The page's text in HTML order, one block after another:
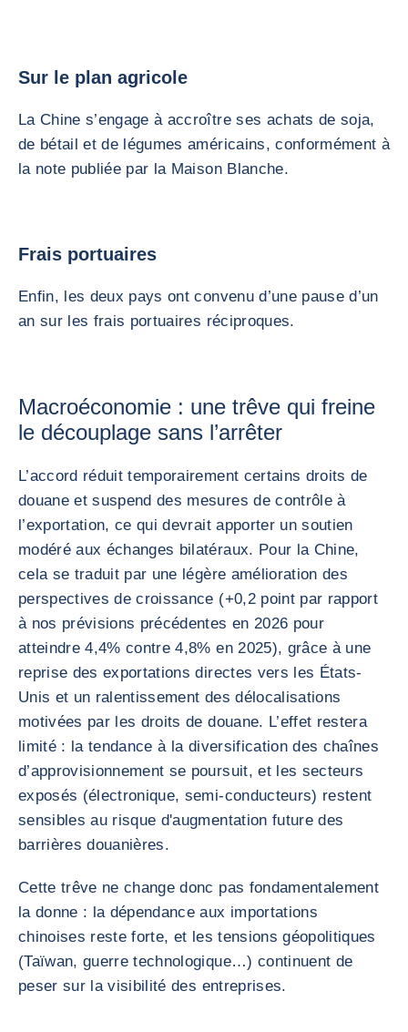
Sur le plan agricole
La Chine s’engage à accroître ses achats de soja,
de bétail et de légumes américains, conformément à
la note publiée par la Maison Blanche.
Frais portuaires
Enfin, les deux pays ont convenu d’une pause d’un
an sur les frais portuaires réciproques.
Macroéconomie : une trêve qui freine
le découplage sans l’arrêter
L’accord réduit temporairement certains droits de
douane et suspend des mesures de contrôle à
l’exportation, ce qui devrait apporter un soutien
modéré aux échanges bilatéraux. Pour la Chine,
cela se traduit par une légère amélioration des
perspectives de croissance (+0,2 point par rapport
à nos prévisions précédentes en 2026 pour
atteindre 4,4% contre 4,8% en 2025), grâce à une
reprise des exportations directes vers les États-
Unis et un ralentissement des délocalisations
motivées par les droits de douane. L’effet restera
limité : la tendance à la diversification des chaînes
d’approvisionnement se poursuit, et les secteurs
exposés (électronique, semi-conducteurs) restent
sensibles au risque d'augmentation future des
barrières douanières.
Cette trêve ne change donc pas fondamentalement
la donne : la dépendance aux importations
chinoises reste forte, et les tensions géopolitiques
(Taïwan, guerre technologique…) continuent de
peser sur la visibilité des entreprises.